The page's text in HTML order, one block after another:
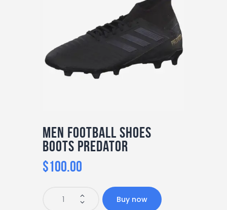
Men Football Shoes
Boots Predator
$100.00
Buy now